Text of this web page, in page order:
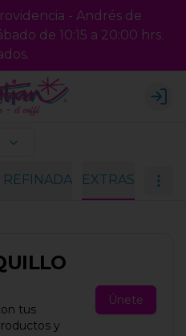
- Andrés de
de 10:15 a 20:00 hrs.
REFINADA EXTRAS
tus
y
Únete